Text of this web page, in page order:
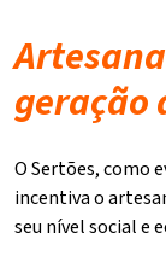
geração
O Sertões, como
incentiva o
seu nível social e